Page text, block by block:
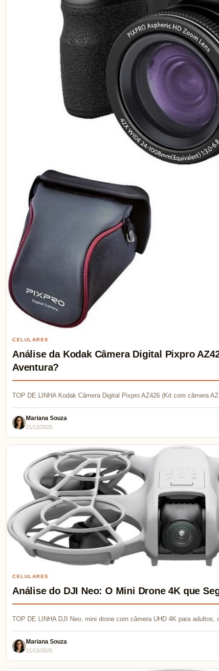
CELULARES
Análise da Kodak Câmera Digital Pixpro
Aventura?
TOP DE LINHA Kodak Câmera Digital Pixpro AZ426 (Kit com câmera
Mariana Souza
21/12/2025
CELULARES
Análise do DJI Neo: O Mini Drone 4K que
TOP DE LINHA DJI Neo, mini drone com câmera UHD 4K para
Mariana Souza
21/12/2025